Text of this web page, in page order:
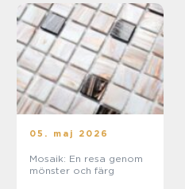
05. maj 2026
Mosaik: En resa genom
mönster och färg